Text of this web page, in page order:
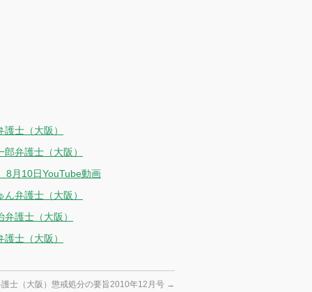
士（大阪）
弁護士（大阪）
8月10日YouTube動画
弁護士（大阪）
護士（大阪）
士（大阪）
士（大阪）懲戒処分の要旨2010年12月号 →